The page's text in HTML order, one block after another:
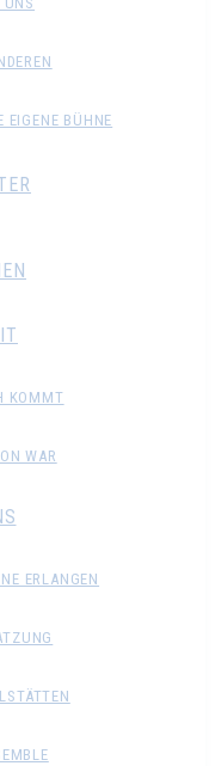
EIGENE BÜHNE
KOMMT
WAR
ERLANGEN